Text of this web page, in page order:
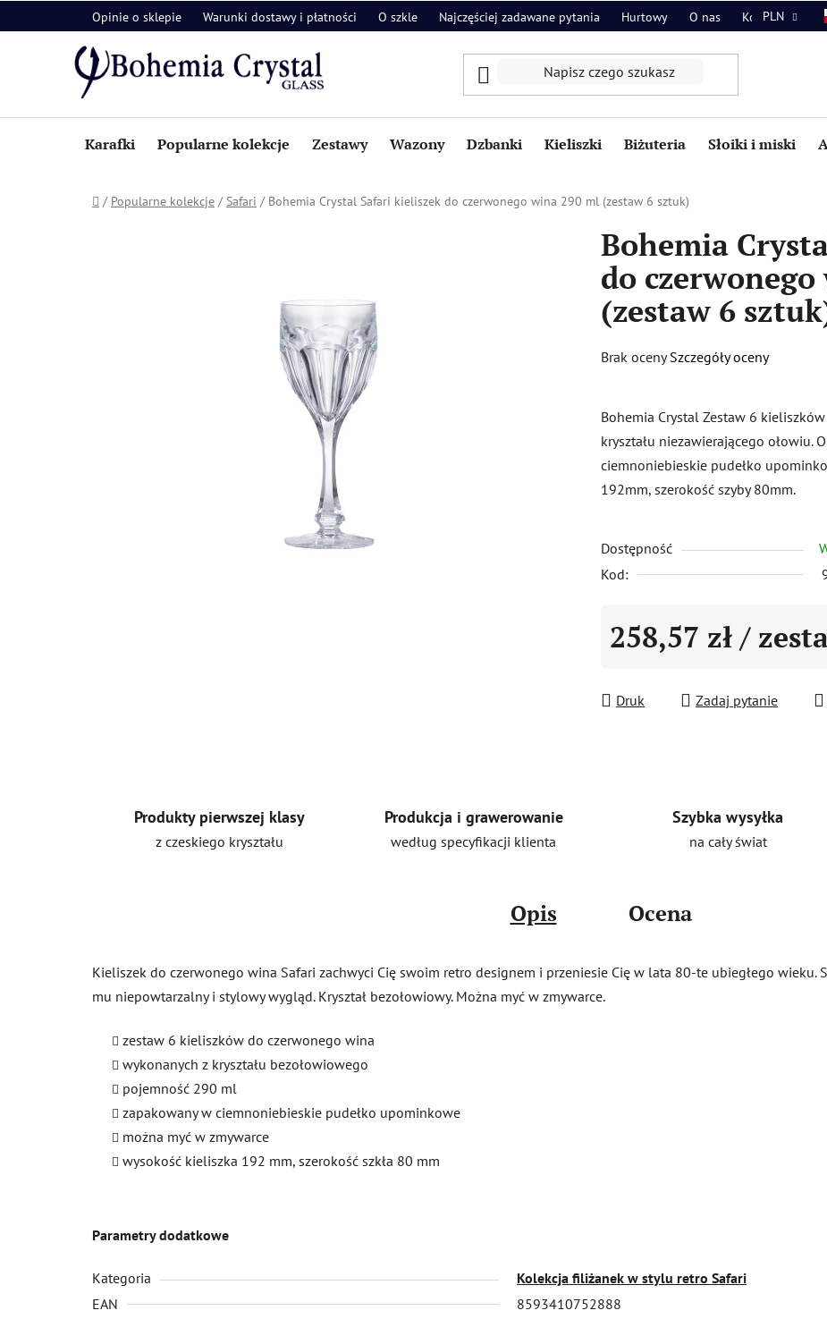
do
Opinie o sklepie Warunki dostawy i płatności O szkle Najczęściej zadawane pytania Hurtowy O nas Kontakt
PLN
Karafki Popularne kolekcje Zestawy Wazony Dzbanki Kieliszki Biżuteria Słoiki i miski
Home
/ Popularne kolekcje / Safari / Bohemia Crystal Safari kieliszek do czerwonego wina 290 ml (zestaw 6 sztuk)
Bohemia
do
(zestaw 6
Średnia
wynosi
0,0
na
5
Brak oceny Szczegóły oceny
Bohemia Crystal Zestaw 6
kryształu niezawierającego ołowiu.
ciemnoniebieskie pudełko
192mm, szerokość szyby 80mm.
Dostępność
Kod:
258,57 zł /
Druk Zadaj pytanie
Produkty pierwszej klasy
z czeskiego kryształu
Produkcja i grawerowanie
według specyfikacji klienta
Szybka wysyłka
na cały świat
Opis Ocena
Kieliszek do czerwonego wina Safari zachwyci Cię swoim retro designem i przeniesie Cię w lata 80-te ubiegłego wieku.
mu niepowtarzalny i stylowy wygląd. Kryształ bezołowiowy. Można myć w zmywarce.
zestaw 6 kieliszków do czerwonego wina
wykonanych z kryształu bezołowiowego
pojemność 290 ml
zapakowany w ciemnoniebieskie pudełko upominkowe
można myć w zmywarce
wysokość kieliszka 192 mm, szerokość szkła 80 mm
Parametry dodatkowe
Kategoria
Kolekcja filiżanek w stylu retro Safari
EAN
8593410752888